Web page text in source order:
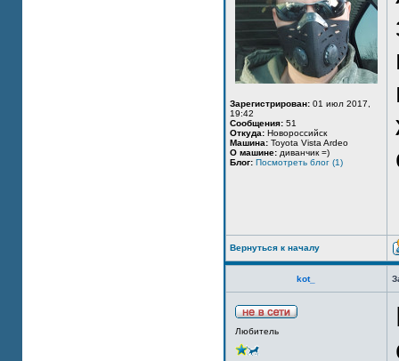
Зарегистрирован: 01 июл 2017,
19:42
Сообщения: 51
Откуда: Новороссийск
Машина: Toyota Vista Ardeo
О машине: диванчик =)
Блог: Посмотреть блог (1)
Вернуться к началу
kot_
Любитель